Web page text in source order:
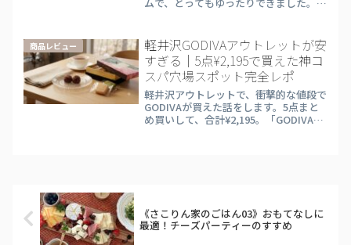
ムで、とってもゆったりできました。今
法・チェックイン・お部屋編はこちらか
ら▽【ふふ日光＠栃木県】宿泊...
商品レビュー
軽井沢GODIVAアウトレットが安
すぎる｜5点¥2,195で買えた神コ
スパ穴場スポット完全レポ
軽井沢アウトレットで、衝撃的な値段で
GODIVAが買えた話をします。5点まと
め買いして、合計¥2,195。「GODIVAっ
《さこりん家のごはん03》おもてなしに
最適！チーズパーティーのすすめ